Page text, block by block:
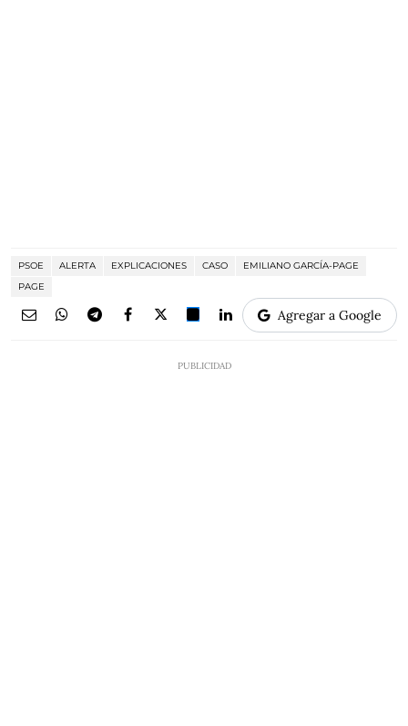
PSOE ALERTA EXPLICACIONES CASO
EMILIANO GARCÍA-PAGE
PAGE
Agregar a Google